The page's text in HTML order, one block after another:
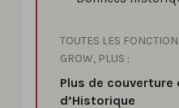
TOUTES LES
GROW, PLUS :
Plus de couverture
d’Historique